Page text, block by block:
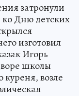
затронули
Дню детских
изготовил
Игорь
школы
возле